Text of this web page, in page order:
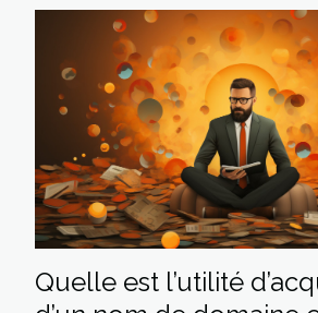
Quelle est l’utilité